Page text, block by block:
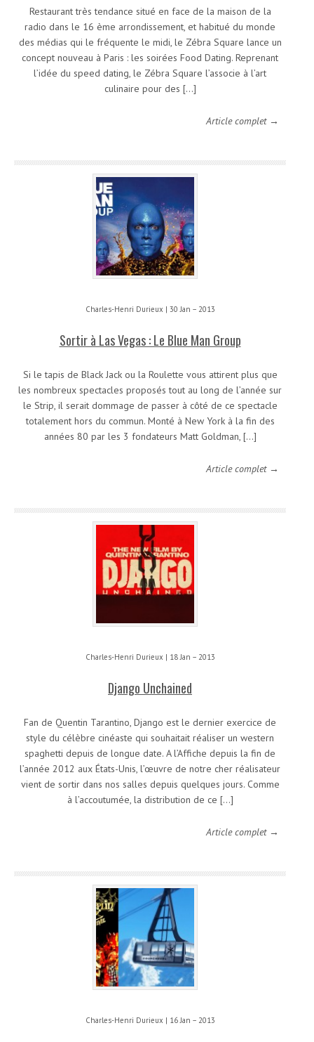
Restaurant très tendance situé en face de la maison de la
radio dans le 16 ème arrondissement, et habitué du monde
des médias qui le fréquente le midi, le Zébra Square lance un
concept nouveau à Paris : les soirées Food Dating. Reprenant
l’idée du speed dating, le Zébra Square l’associe à l’art
culinaire pour des […]
Article complet →
Charles-Henri Durieux | 30 Jan – 2013
Sortir à Las Vegas : Le Blue Man Group
Si le tapis de Black Jack ou la Roulette vous attirent plus que
les nombreux spectacles proposés tout au long de l’année sur
le Strip, il serait dommage de passer à côté de ce spectacle
totalement hors du commun. Monté à New York à la fin des
années 80 par les 3 fondateurs Matt Goldman, […]
Article complet →
Charles-Henri Durieux | 18 Jan – 2013
Django Unchained
Fan de Quentin Tarantino, Django est le dernier exercice de
style du célèbre cinéaste qui souhaitait réaliser un western
spaghetti depuis de longue date. A l’Affiche depuis la fin de
l’année 2012 aux États-Unis, l’œuvre de notre cher réalisateur
vient de sortir dans nos salles depuis quelques jours. Comme
à l’accoutumée, la distribution de ce […]
Article complet →
Charles-Henri Durieux | 16 Jan – 2013